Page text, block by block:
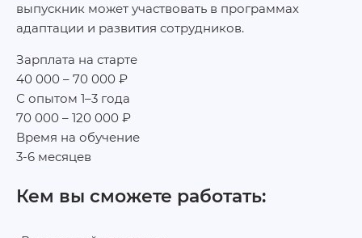
выпускник может участвовать в программах
адаптации и развития сотрудников.
Зарплата на старте
40 000 – 70 000 ₽
С опытом 1–3 года
70 000 – 120 000 ₽
Время на обучение
3-6 месяцев
Кем вы сможете работать: